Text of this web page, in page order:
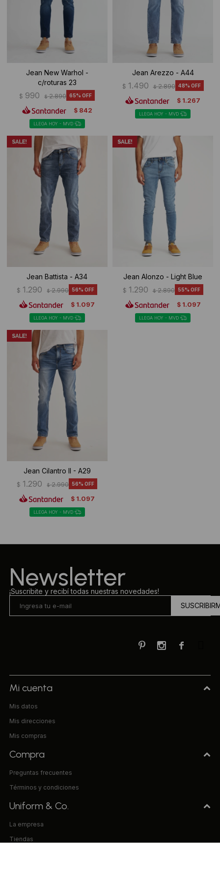
Jean New Warhol -
c/roturas 23
$ 990 $ 2.890 65
$ 842
LLEGA HOY - MVD
Jean Arezzo - A44
$ 1.490 $ 2.890 48
$ 1.267
LLEGA HOY - MVD
Jean Battista - A34
$ 1.290 $ 2.990 56
$ 1.097
LLEGA HOY - MVD
Jean Alonzo - Light Blue
$ 1.290 $ 2.890 55
$ 1.097
LLEGA HOY - MVD
Jean Cilantro II - A29
$ 1.290 $ 2.990 56
$ 1.097
LLEGA HOY - MVD
Newsletter
¡Suscribite y recibí todas nuestras novedades!

 
Mi cuenta
Mis datos
Mis direcciones
Mis compras
Compra
Preguntas frecuentes
Términos y condiciones
Uniform & Co.
La empresa
Tiendas